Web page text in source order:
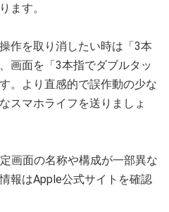
ます。
作を取り消したい時は「3本
画面を「3本指でダブルタッ
。より直感的で誤作動の少な
スマホライフを送りましょ
画面の名称や構成が一部異な
報はApple公式サイトを確認